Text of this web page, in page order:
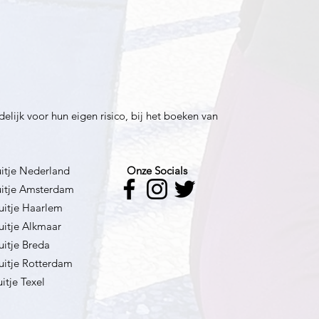
voor hun eigen risico, bij het boeken van
uitje Nederland Onze Socials
Amsterdam
Haarlem
Alkmaar
Breda
Rotterdam
Texel